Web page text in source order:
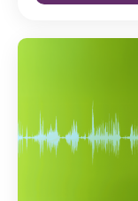
Lees
Syncasso
Podcast